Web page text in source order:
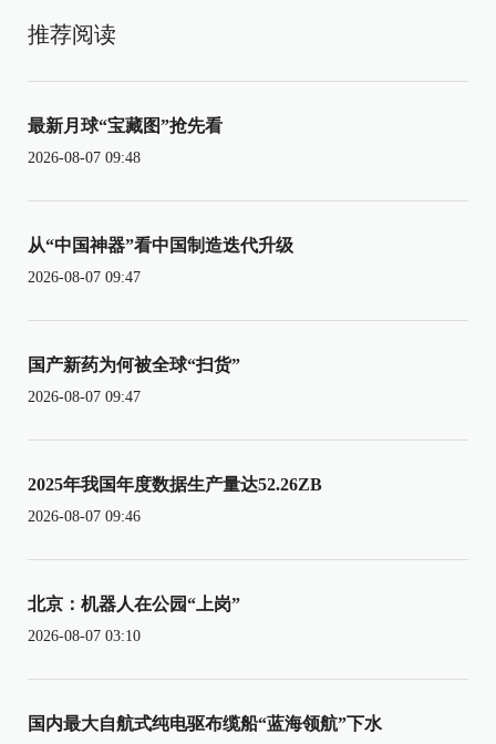
推荐阅读
最新月球“宝藏图”抢先看
2026-08-07 09:48
从“中国神器”看中国制造迭代升级
2026-08-07 09:47
国产新药为何被全球“扫货”
2026-08-07 09:47
2025年我国年度数据生产量达52.26ZB
2026-08-07 09:46
北京：机器人在公园“上岗”
2026-08-07 03:10
国内最大自航式纯电驱布缆船“蓝海领航”下水